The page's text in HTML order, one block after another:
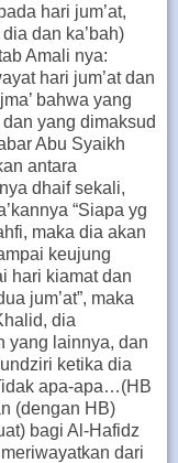
hari jum’at,
dan ka’bah)
Amali nya:
hari jum’at dan
bahwa yang
yang dimaksud
Abu Syaikh
antara
dhaif sekali,
“Siapa yg
maka dia akan
keujung
hari kiamat dan
jum’at”, maka
dia
yang lainnya, dan
ketika dia
apa-apa…(HB
(dengan HB)
bagi Al-Hafidz
dari